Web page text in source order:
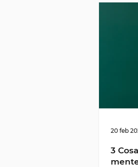
3
20 feb